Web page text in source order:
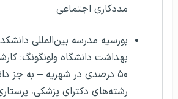
مددکاری اجتماعی
بورسیه مدرسه بین‌المللی
بهداشت دانشگاه ولونگونگ:
۵۰ درصدی در شهریه – به جز
رشته‌های دکترای پزشکی،